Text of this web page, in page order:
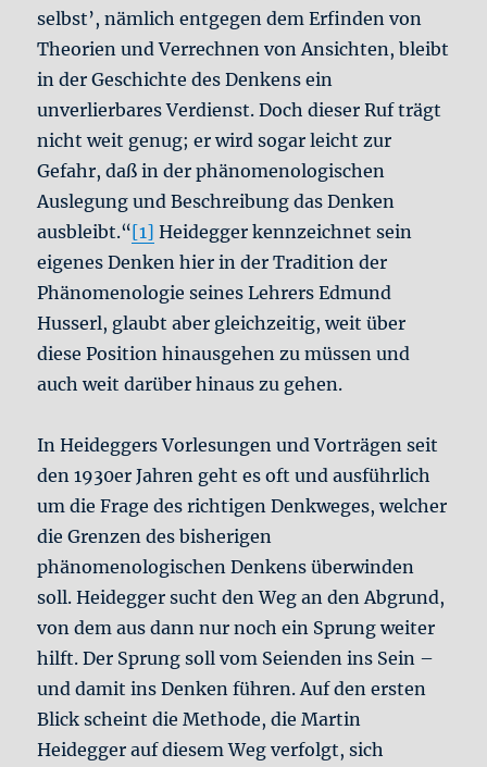
selbst’, nämlich entgegen dem Erfinden von
Theorien und Verrechnen von Ansichten, bleibt
in der Geschichte des Denkens ein
unverlierbares Verdienst. Doch dieser Ruf trägt
nicht weit genug; er wird sogar leicht zur
Gefahr, daß in der phänomenologischen
Auslegung und Beschreibung das Denken
ausbleibt.“[1] Heidegger kennzeichnet sein
eigenes Denken hier in der Tradition der
Phänomenologie seines Lehrers Edmund
Husserl, glaubt aber gleichzeitig, weit über
diese Position hinausgehen zu müssen und
auch weit darüber hinaus zu gehen.
In Heideggers Vorlesungen und Vorträgen seit
den 1930er Jahren geht es oft und ausführlich
um die Frage des richtigen Denkweges, welcher
die Grenzen des bisherigen
phänomenologischen Denkens überwinden
soll. Heidegger sucht den Weg an den Abgrund,
von dem aus dann nur noch ein Sprung weiter
hilft. Der Sprung soll vom Seienden ins Sein –
und damit ins Denken führen. Auf den ersten
Blick scheint die Methode, die Martin
Heidegger auf diesem Weg verfolgt, sich